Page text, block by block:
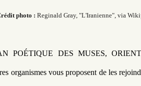
photo : Reginald Gray, "L'Iranienne", via
POÉTIQUE DES MUSES,
organismes vous proposent de les